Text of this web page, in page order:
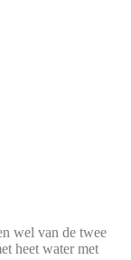
wel van de twee
heet water met